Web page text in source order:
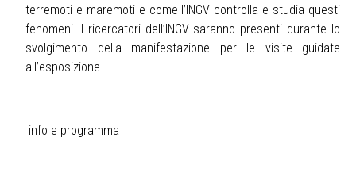
terremoti e maremoti e come l’INGV controlla e studia questi
fenomeni. I ricercatori dell’INGV saranno presenti durante lo
svolgimento della manifestazione per le visite guidate
all’esposizione.
info e programma